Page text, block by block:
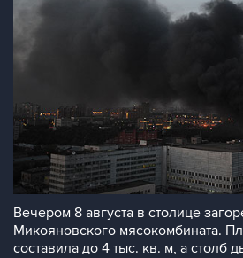
Вечером 8 августа в столице
Микояновского мясокомбината.
составила до 4 тыс. кв. м, а столб